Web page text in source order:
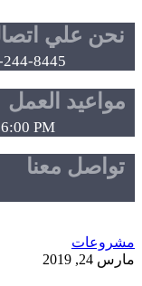
نحن علي اتصال
8445
مواعيد العمل
PM
تواصل معنا
مشروعات
مارس 24, 2019